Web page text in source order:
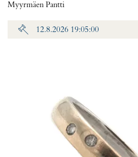
Myyrmäen Pantti
12.8.2026 19:05:00